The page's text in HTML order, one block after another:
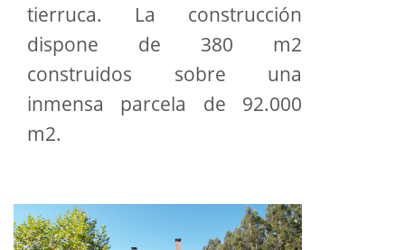
tierruca. La construcción
dispone de 380 m2
construidos sobre una
inmensa parcela de 92.000
m2.